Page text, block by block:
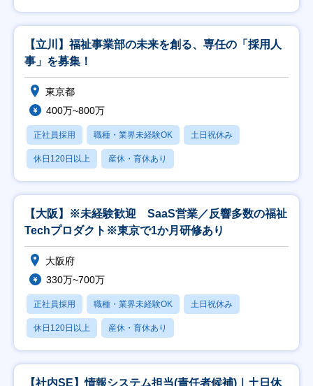
【立川】福祉事業部の未来を創る、専任の「採用人
事」を募集！
東京都
400万~800万
正社員採用 職種・業界未経験OK 土日祝休み
休日120日以上 産休・育休あり
【大阪】※未経験歓迎 SaaS営業／反響多数の福祉
Techプロダクト※東京で1か月研修あり
大阪府
330万~700万
正社員採用 職種・業界未経験OK 土日祝休み
休日120日以上 産休・育休あり
【社内SE】情報システム担当(責任者候補)｜土日休